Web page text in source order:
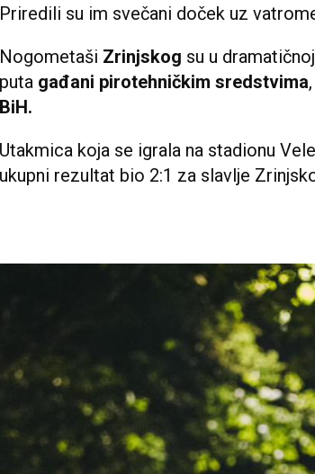
Priredili su im svečani doček uz
Nogometaši Zrinjskog su u
puta gađani pirotehničkim sredstvima
BiH.
Utakmica koja se igrala na stadionu
ukupni rezultat bio 2:1 za slavlje